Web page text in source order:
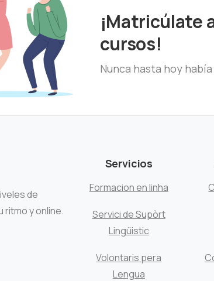
¡Matricúlate
cursos!
Nunca hasta hoy
de
y online.
Servicios
Formacion en linha
Servici de Supòrt
Lingüistic
Volontaris pera
Lengua